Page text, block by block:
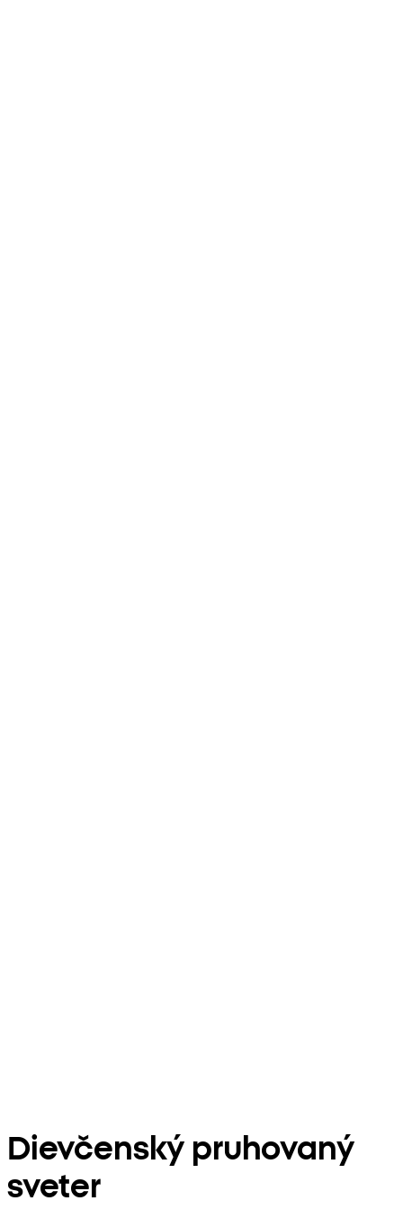
Dievčenský pruhovaný
sveter